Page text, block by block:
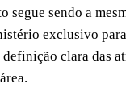
segue sendo a
exclusivo
definição clara das